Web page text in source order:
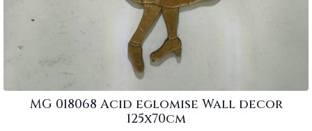
MG 018068 Acid eglomise Wall decor
125x70cm